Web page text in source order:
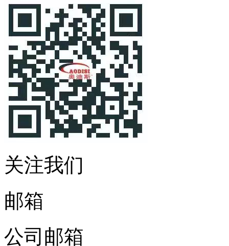
关注我们
邮箱
公司邮箱